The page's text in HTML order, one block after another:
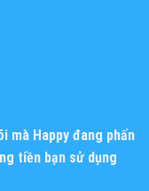
mà Happy đang phấn
tiền bạn sử dụng